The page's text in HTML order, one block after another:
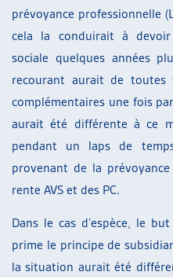
prévoyance professionnelle
cela la conduirait à devoir
sociale quelques années
recourant aurait de toutes
complémentaires une fois
aurait été différente à ce
pendant un laps de
provenant de la
rente AVS et des PC.
Dans le cas d’espèce, le
prime le principe de
la situation aurait été